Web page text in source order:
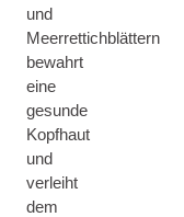
und
Meerrettichblättern
bewahrt
eine
gesunde
Kopfhaut
und
verleiht
dem